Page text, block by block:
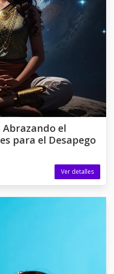
Abrazando el
para el Desapego
Ver detalles